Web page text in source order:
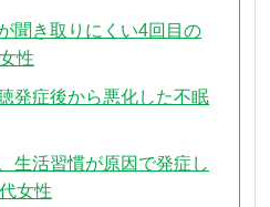
聞き取りにくい4回目の
性
発症後から悪化した不眠
生活習慣が原因で発症し
女性